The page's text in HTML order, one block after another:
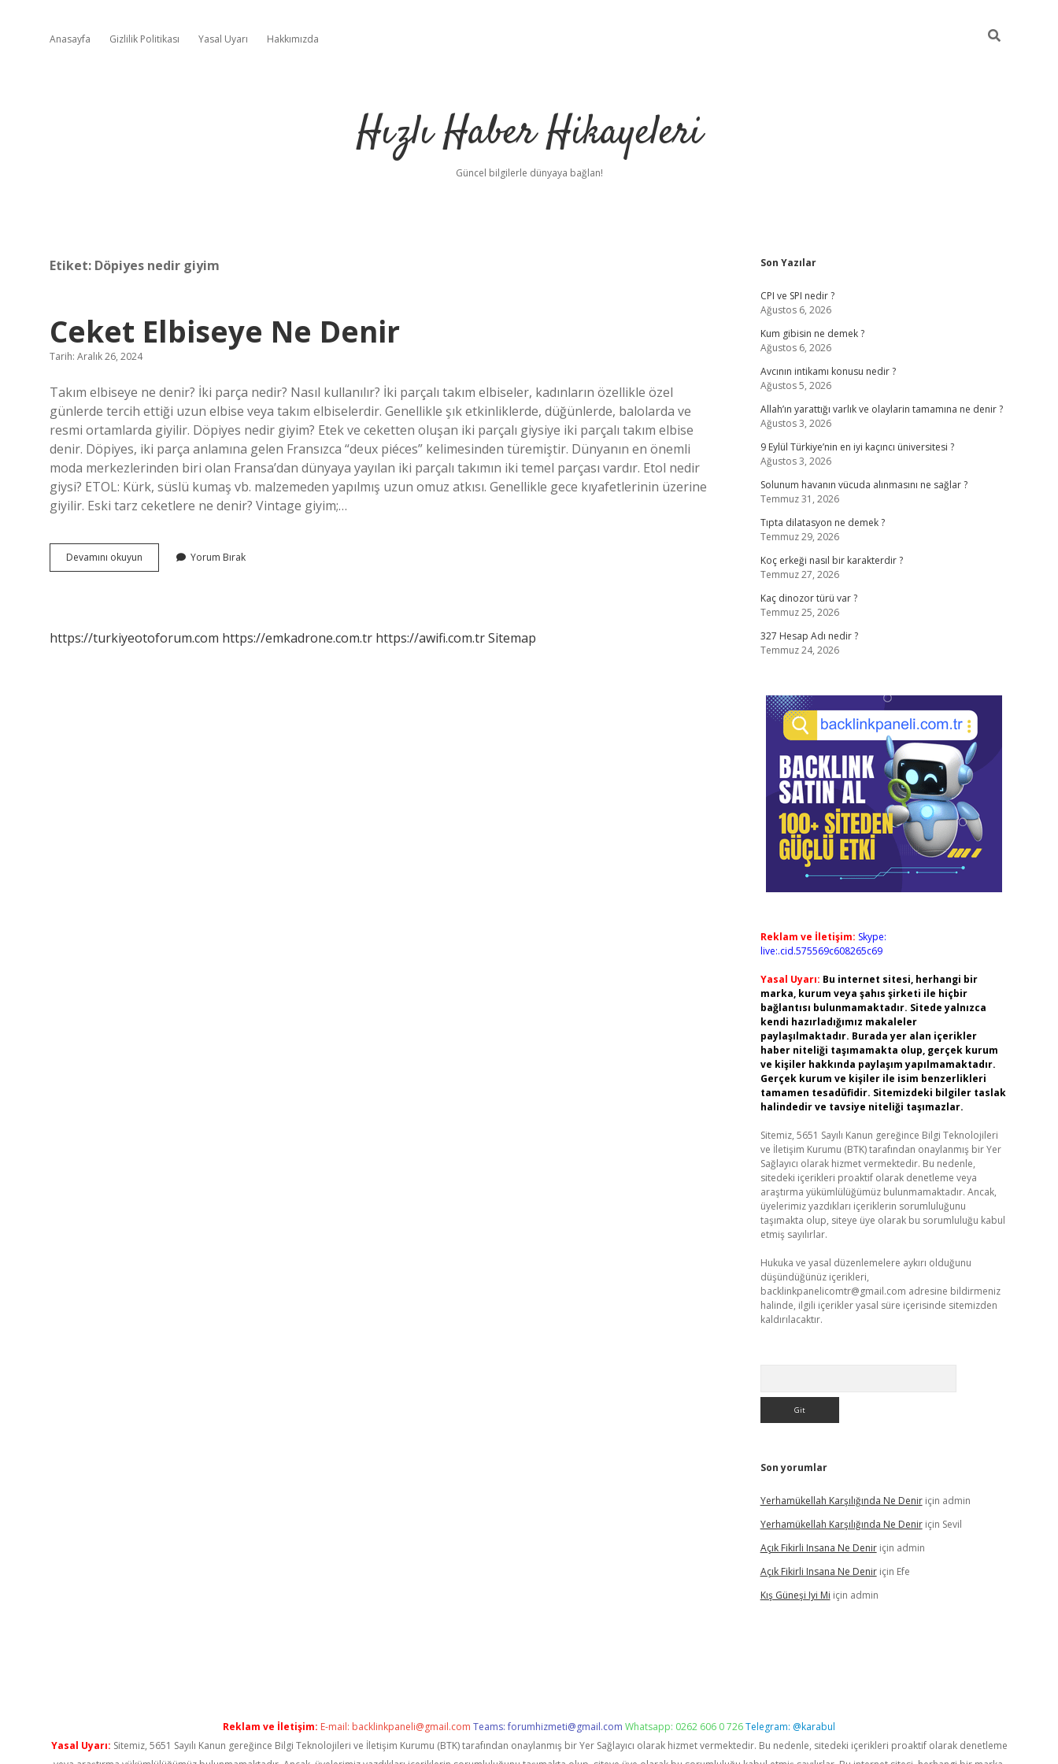
Anasayfa Gizlilik Politikası Yasal Uyarı Hakkımızda
Hızlı Haber Hikayeleri
Güncel bilgilerle dünyaya bağlan!
Etiket: Döpiyes nedir giyim
Ceket Elbiseye Ne Denir
Tarih: Aralık 26, 2024
Takım elbiseye ne denir? İki parça nedir? Nasıl kullanılır? İki parçalı takım elbiseler, kadınların özellikle özel
günlerde tercih ettiği uzun elbise veya takım elbiselerdir. Genellikle şık etkinliklerde, düğünlerde, balolarda ve
resmi ortamlarda giyilir. Döpiyes nedir giyim? Etek ve ceketten oluşan iki parçalı giysiye iki parçalı takım elbise
denir. Döpiyes, iki parça anlamına gelen Fransızca “deux piéces” kelimesinden türemiştir. Dünyanın en önemli
moda merkezlerinden biri olan Fransa’dan dünyaya yayılan iki parçalı takımın iki temel parçası vardır. Etol nedir
giysi? ETOL: Kürk, süslü kumaş vb. malzemeden yapılmış uzun omuz atkısı. Genellikle gece kıyafetlerinin üzerine
giyilir. Eski tarz ceketlere ne denir? Vintage giyim;…
Devamını okuyun
Elbiseye
Yorum Bırak
https://turkiyeotoforum.com https://emkadrone.com.tr https://awifi.com.trSitemap
Sidebar
Son Yazılar
CPI ve SPI nedir ?
Ağustos 6, 2026
Kum gibisin ne demek ?
Ağustos 6, 2026
Avcının intikamı konusu nedir ?
Ağustos 5, 2026
Allah’ın yarattığı varlık ve olaylarin tamamına ne denir ?
Ağustos 3, 2026
9 Eylül Türkiye’nin en iyi kaçıncı üniversitesi ?
Ağustos 3, 2026
Solunum havanın vücuda alınmasını ne sağlar ?
Temmuz 31, 2026
Tıpta dilatasyon ne demek ?
Temmuz 29, 2026
Koç erkeği nasıl bir karakterdir ?
Temmuz 27, 2026
Kaç dinozor türü var ?
Temmuz 25, 2026
327 Hesap Adı nedir ?
Temmuz 24, 2026
Reklam ve İletişim: Skype:
live:.cid.575569c608265c69
Yasal Uyarı: Bu internet sitesi, herhangi bir
marka, kurum veya şahıs şirketi ile hiçbir
bağlantısı bulunmamaktadır. Sitede yalnızca
kendi hazırladığımız makaleler
paylaşılmaktadır. Burada yer alan içerikler
haber niteliği taşımamakta olup, gerçek kurum
ve kişiler hakkında paylaşım yapılmamaktadır.
Gerçek kurum ve kişiler ile isim benzerlikleri
tamamen tesadüfidir. Sitemizdeki bilgiler taslak
halindedir ve tavsiye niteliği taşımazlar.
Sitemiz, 5651 Sayılı Kanun gereğince Bilgi Teknolojileri
ve İletişim Kurumu (BTK) tarafından onaylanmış bir Yer
Sağlayıcı olarak hizmet vermektedir. Bu nedenle,
sitedeki içerikleri proaktif olarak denetleme veya
araştırma yükümlülüğümüz bulunmamaktadır. Ancak,
üyelerimiz yazdıkları içeriklerin sorumluluğunu
taşımakta olup, siteye üye olarak bu sorumluluğu kabul
etmiş sayılırlar.
Hukuka ve yasal düzenlemelere aykırı olduğunu
düşündüğünüz içerikleri,
backlinkpanelicomtr@gmail.com adresine bildirmeniz
halinde, ilgili içerikler yasal süre içerisinde sitemizden
kaldırılacaktır.
Son yorumlar
Yerhamükellah Karşılığında Ne Deniriçin admin
Yerhamükellah Karşılığında Ne Deniriçin Sevil
Açık Fikirli Insana Ne Deniriçin admin
Açık Fikirli Insana Ne Deniriçin Efe
Kış Güneşi Iyi Mi için admin
Reklam ve İletişim: E-mail: backlinkpaneli@gmail.com Teams:forumhizmeti@gmail.com Whatsapp: 0262 606 0 726Telegram: @karabul
Yasal Uyarı: Sitemiz, 5651 Sayılı Kanun gereğince Bilgi Teknolojileri ve İletişim Kurumu (BTK) tarafından onaylanmış bir Yer Sağlayıcı olarak hizmet vermektedir. Bu nedenle, sitedeki içerikleri proaktif olarak denetleme